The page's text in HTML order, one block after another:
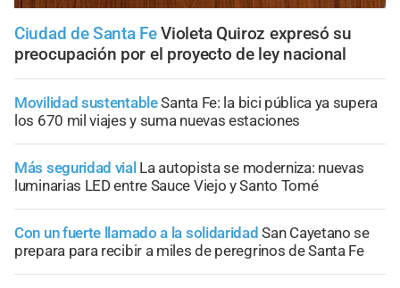
Ciudad de Santa Fe Violeta Quiroz expresó su
preocupación por el proyecto de ley nacional
Movilidad sustentableSanta Fe: la bici pública ya supera
los 670 mil viajes y suma nuevas estaciones
Más seguridad vial La autopista se moderniza: nuevas
luminarias LED entre Sauce Viejo y Santo Tomé
Con un fuerte llamado a la solidaridad San Cayetano se
prepara para recibir a miles de peregrinos de Santa Fe